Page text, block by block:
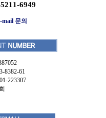
6949
mail 문의
8382-61
223307